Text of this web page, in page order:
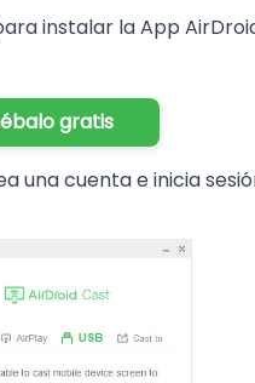
instalar la App
gratis
cuenta e inicia